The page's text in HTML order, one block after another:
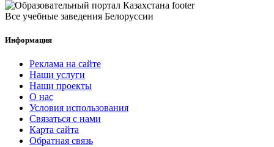
Все учебные заведения Белоруссии
Информация
Реклама на сайте
Наши услуги
Наши проекты
О нас
Условия использования
Связаться с нами
Карта сайта
Обратная связь